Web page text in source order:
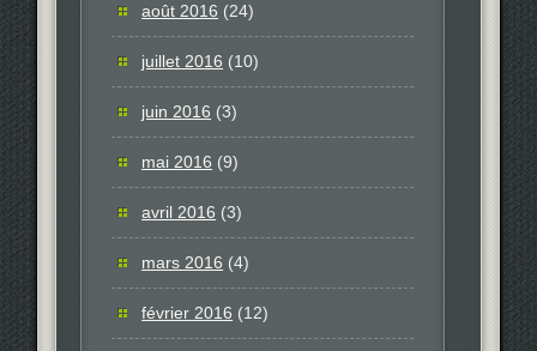
août 2016 (24)
juillet 2016 (10)
juin 2016 (3)
mai 2016 (9)
avril 2016 (3)
mars 2016 (4)
février 2016 (12)